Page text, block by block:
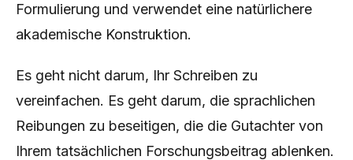
Formulierung und verwendet eine natürlichere
akademische Konstruktion.
Es geht nicht darum, Ihr Schreiben zu
vereinfachen. Es geht darum, die sprachlichen
Reibungen zu beseitigen, die die Gutachter von
Ihrem tatsächlichen Forschungsbeitrag ablenken.